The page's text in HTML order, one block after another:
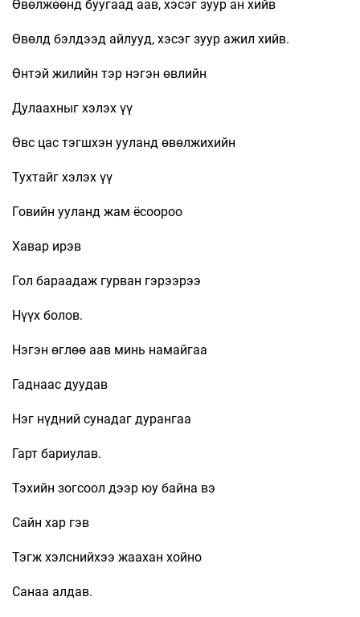
Өвөлжөөнд буугаад аав, хэсэг зуур ан хийв
Өвөлд бэлдээд айлууд, хэсэг зуур ажил хийв.
Өнтэй жилийн тэр нэгэн өвлийн
Дулаахныг хэлэх үү
Өвс цас тэгшхэн ууланд өвөлжихийн
Тухтайг хэлэх үү
Говийн ууланд жам ёсоороо
Хавар ирэв
Гол бараадаж гурван гэрээрээ
Нүүх болов.
Нэгэн өглөө аав минь намайгаа
Гаднаас дуудав
Нэг нүдний сунадаг дурангаа
Гарт бариулав.
Тэхийн зогсоол дээр юу байна вэ
Сайн хар гэв
Тэгж хэлснийхээ жаахан хойно
Санаа алдав.